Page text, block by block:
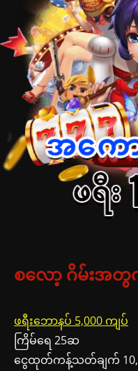
စလော့ ဂိမ်းအတွ
ဖရီးဘောနပ် 5,000 ကျပ်
ကြိမ်ရေ 25ဆ
ငွေထုတ်ကန့်သတ်ချက်